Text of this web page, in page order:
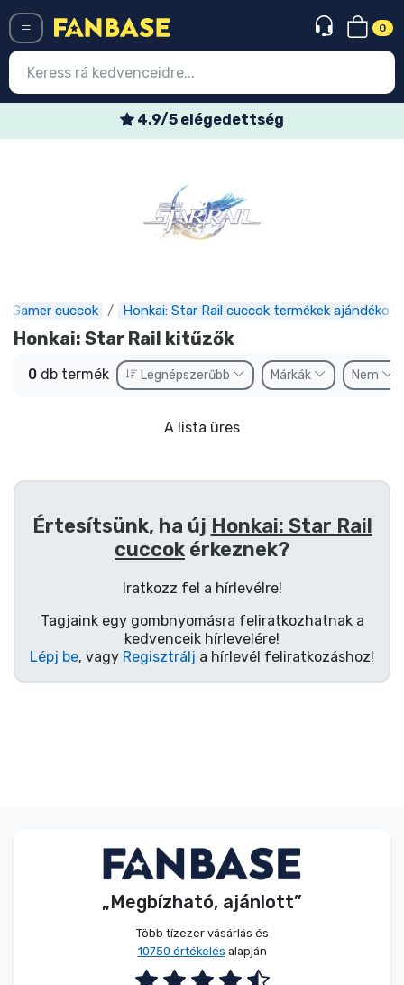
0
4.9/5 elégedettség
Gamer cuccok Honkai: Star Rail cuccok termékek ajándékok
Honkai: Star Rail kitűzők
0 db termék Legnépszerűbb Márkák Nem
A lista üres
Értesítsünk, ha új Honkai: Star Rail
cuccok érkeznek?
Iratkozz fel a hírlevélre!
Tagjaink egy gombnyomásra feliratkozhatnak a
kedvenceik hírlevelére!
Lépj be, vagy Regisztrálj a hírlevél feliratkozáshoz!
„Megbízható, ajánlott”
Több tízezer vásárlás és
10750 értékelés alapján
Legújabb cuccok
Előrendelhető cuccok
Outlet cuccok
Filmes cuccok
Animés cuccok
Terméktípusok